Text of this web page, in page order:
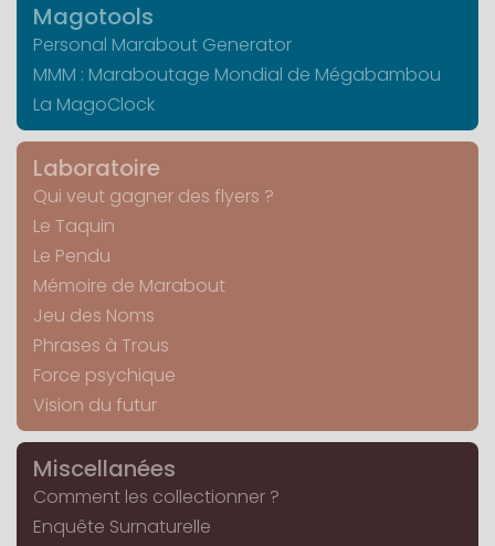
Magotools
Personal Marabout Generator
MMM : Maraboutage Mondial de Mégabambou
La MagoClock
Laboratoire
Qui veut gagner des flyers ?
Le Taquin
Le Pendu
Mémoire de Marabout
Jeu des Noms
Phrases à Trous
Force psychique
Vision du futur
Miscellanées
Comment les collectionner ?
Enquête Surnaturelle